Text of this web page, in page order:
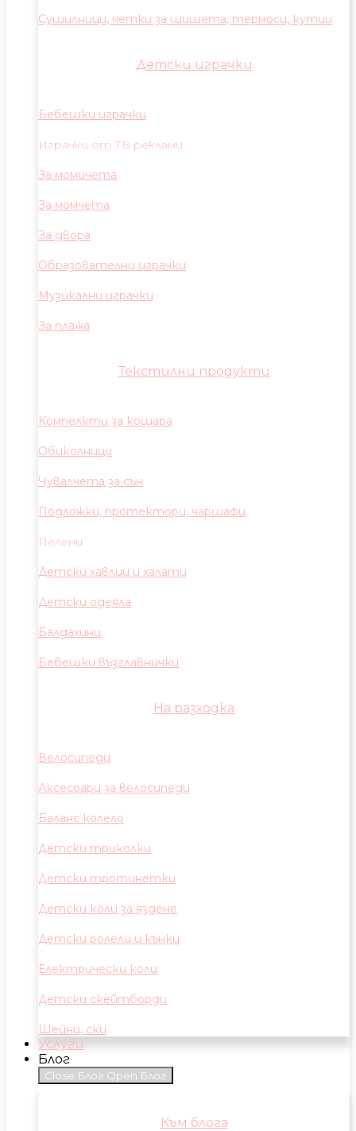
Сушилници, четки за шишета, термоси, кутии
Детски играчки
Бебешки играчки
Играчки от ТВ реклами
За момичета
За момчета
За двора
Образователни играчки
Музикални играчки
За плажа
Текстилни продукти
Компелкти за кошара
Обиколници
Чувалчета за сън
Подложки, протектори, чаршафи
Пелени
Детски хавлии и халати
Детски одеяла
Балдахини
Бебешки възглавнички
На разходка
Велосипеди
Аксесоари за велосипеди
Баланс колело
Детски триколки
Детски тротинетки
Детски коли за яздене
Детски ролели и кънки
Електрически коли
Детски скейтборди
Шейни, ски
Услуги
Блог
Close Блог Open Блог
Към блога